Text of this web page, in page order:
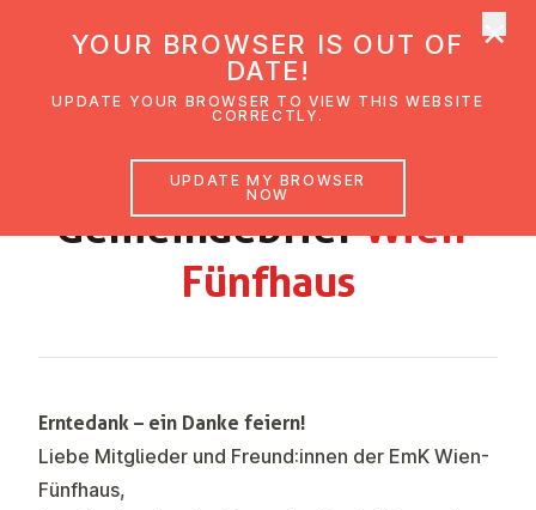
Ge­meinde­briefWien-
Fünfhaus
OKTOBER - NOVEMBER
Erntedank – ein Danke feiern!
Liebe Mitglieder und Freund:innen der EmK Wien-
Fünfhaus,
YOUR BROWSER IS OUT OF
DATE!
UPDATE YOUR BROWSER TO VIEW THIS WEBSITE
CORRECTLY.
UPDATE MY BROWSER
NOW
×